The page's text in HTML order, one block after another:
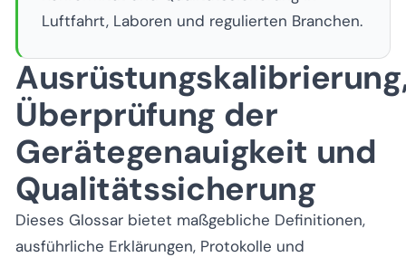
Luftfahrt, Laboren und regulierten Branchen.
Überprüfung der
Gerätegenauigkeit und
Qualitätssicherung
Dieses Glossar bietet maßgebliche Definitionen,
ausführliche Erklärungen, Protokolle und